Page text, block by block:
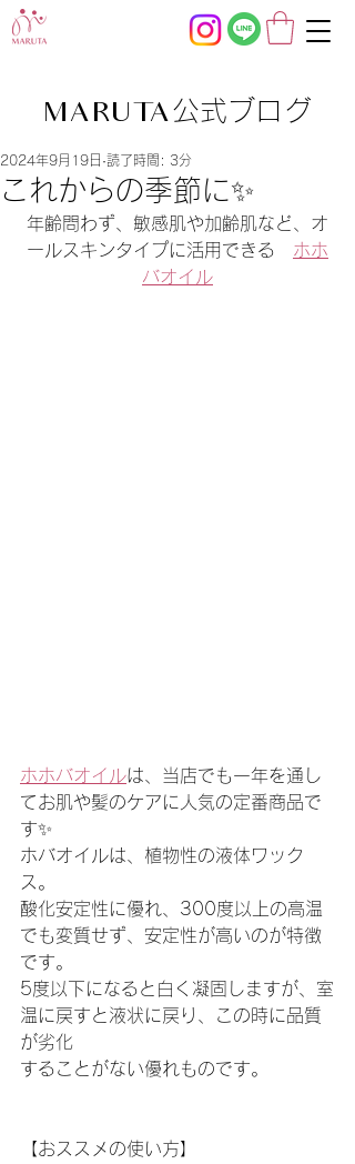
MARUTA公式ブログ
これからの季節に✨
2024年9月19日 読了時間: 3分
年齢問わず、敏感肌や加齢肌など、オ
ールスキンタイプに活用できる ホホ
バオイル
ホホバオイルは、当店でも一年を通し
てお肌や髪のケアに人気の定番商品で
す✨
ホバオイルは、植物性の液体ワック
ス。
酸化安定性に優れ、300度以上の高温
でも変質せず、安定性が高いのが特徴
です。
5度以下になると白く凝固しますが、室
温に戻すと液状に戻り、この時に品質
が劣化
することがない優れものです。
【おススメの使い方】